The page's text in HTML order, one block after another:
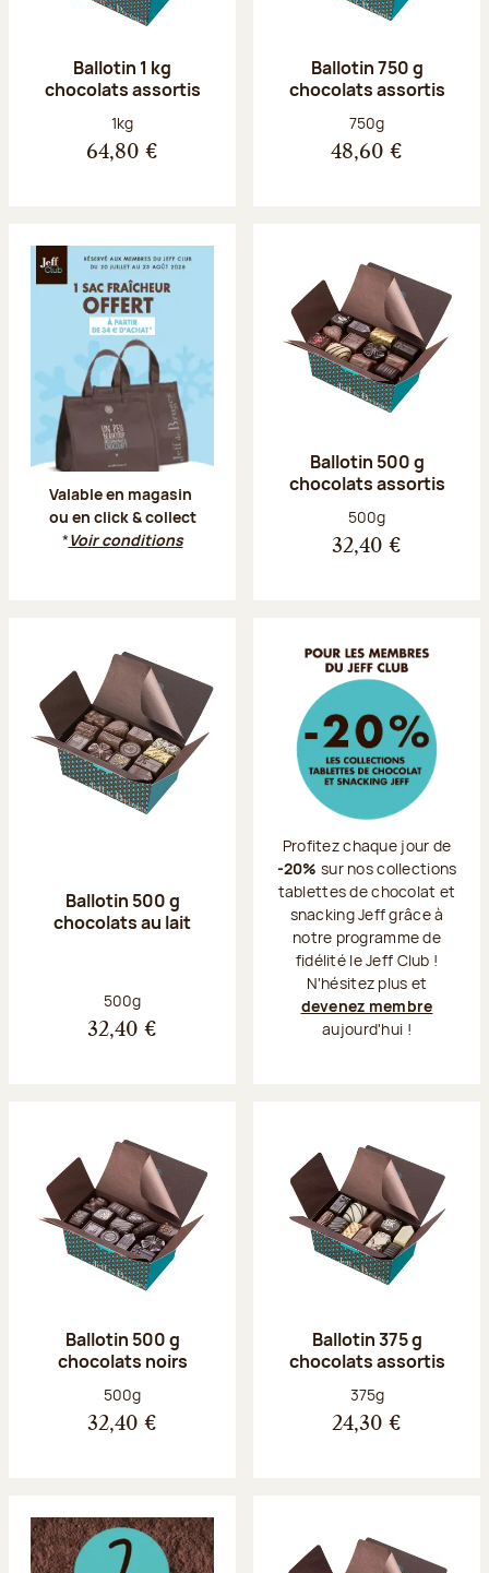
Ballotin 1 kg
chocolats assortis
Poids net :
1kg
64,80 €
Ballotin 750 g
chocolats assortis
Poids net :
750g
48,60 €
Valable en magasin
ou en click & collect
*Voir conditions
Ballotin 500 g
chocolats assortis
Poids net :
500g
32,40 €
Ballotin 500 g
chocolats au lait
Poids net :
500g
32,40 €
Profitez chaque jour de
-20% sur nos collections
tablettes de chocolat et
snacking Jeff grâce à
notre programme de
fidélité le Jeff Club !
N'hésitez plus et
devenez membre
aujourd'hui !
Ballotin 500 g
chocolats noirs
Poids net :
500g
32,40 €
Ballotin 375 g
chocolats assortis
Poids net :
375g
24,30 €